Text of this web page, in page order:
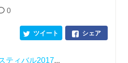
0
シェア
ツイート
ティバル2017...